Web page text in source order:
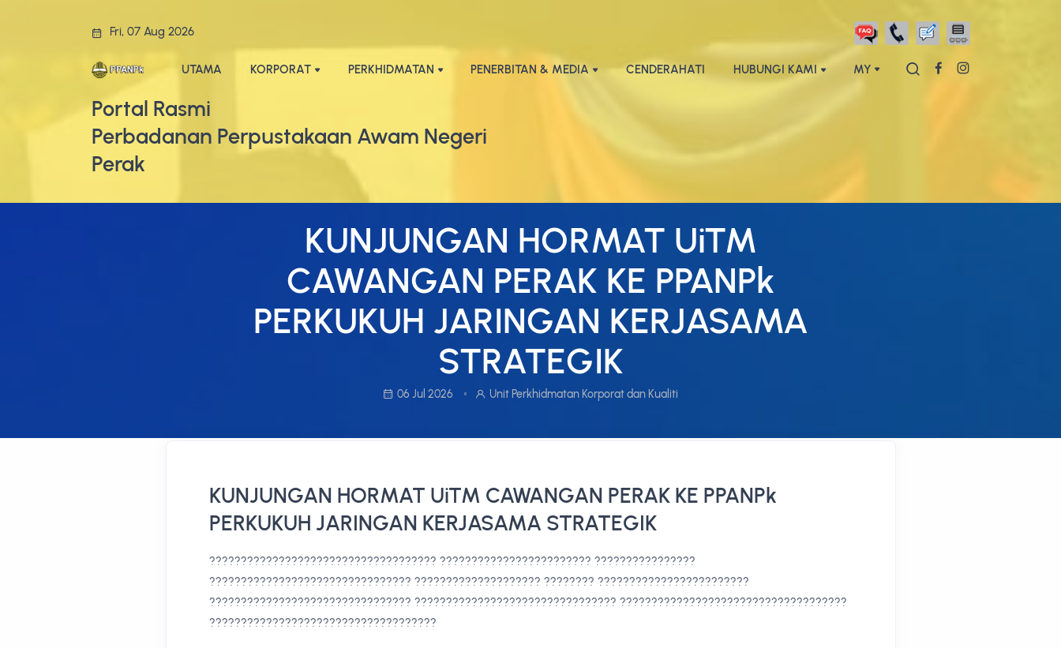
Fri, 07 Aug 2026
UTAMA KORPORAT PERKHIDMATAN PENERBITAN & MEDIA CENDERAHATI HUBUNGI KAMI MY
Portal Rasmi
Perbadanan Perpustakaan Awam Negeri
Perak
KUNJUNGAN HORMAT UiTM
CAWANGAN PERAK KE PPANPk
PERKUKUH JARINGAN KERJASAMA
STRATEGIK
06 Jul 2026 Unit Perkhidmatan Korporat dan Kualiti
KUNJUNGAN HORMAT UiTM CAWANGAN PERAK KE PPANPk
PERKUKUH JARINGAN KERJASAMA STRATEGIK
???????????????????????????????????? ???????????????????????? ????????????????
???????????????????????????????? ???????????????????? ???????? ????????????????????????
???????????????????????????????? ???????????????????????????????? ????????????????????????????????????
????????????????????????????????????